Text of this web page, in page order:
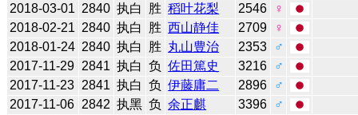
2018-03-01 2840 执白 胜 稻叶花梨 2546
♀
2018-02-21 2840 执白 胜 西山静佳 2709
♀
2018-01-24 2840 执白 胜 丸山豊治 2353
♂
2017-11-29 2841 执白 负 佐田篤史 3216
♂
2017-11-23 2841 执白 负 伊藤庸二 2896
♂
2017-11-06 2842 执黑 负 余正麒 3396
♂